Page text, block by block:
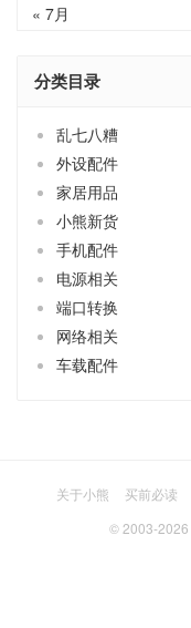
« 7月
分类目录
乱七八糟
外设配件
家居用品
小熊新货
手机配件
电源相关
端口转换
网络相关
车载配件
关于小熊 买前必读
© 2003-2026